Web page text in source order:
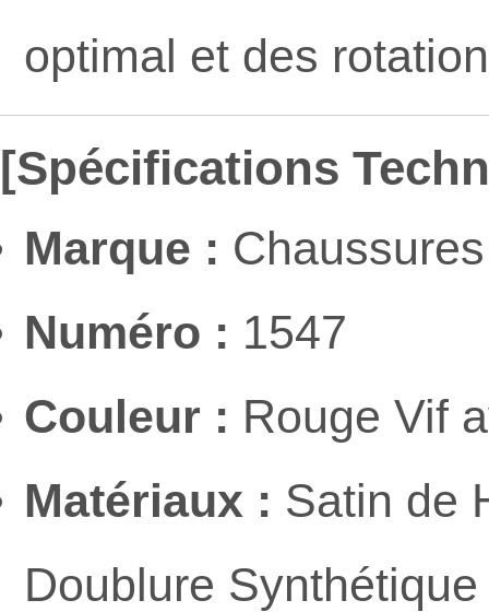
optimal et des
[Spécifications
Marque :
Numéro : 1547
Couleur : Rouge Vif
Matériaux : Satin de
Doublure Synthétique